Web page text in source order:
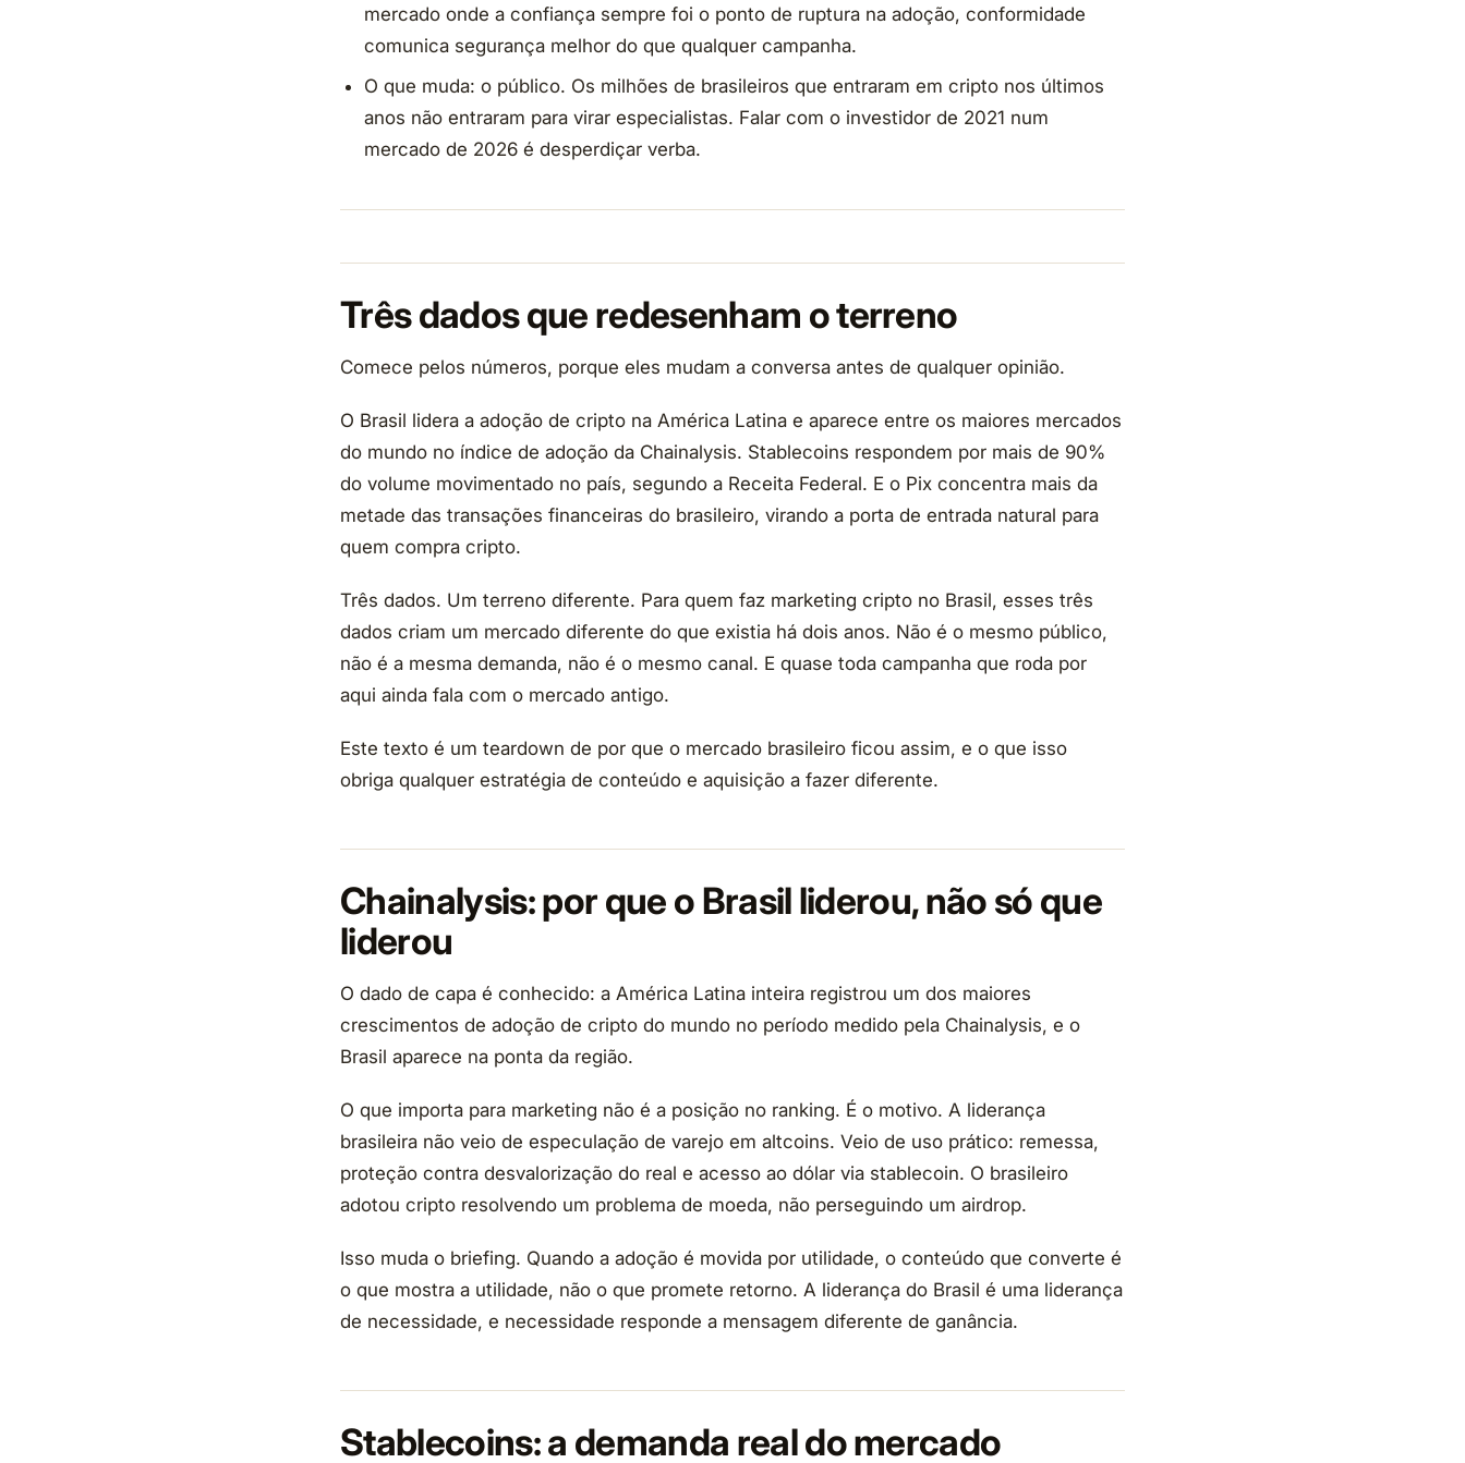
mercado onde a confiança sempre foi o ponto de ruptura na adoção, conformidade
comunica segurança melhor do que qualquer campanha.
O que muda: o público. Os milhões de brasileiros que entraram em cripto nos últimos
anos não entraram para virar especialistas. Falar com o investidor de 2021 num
mercado de 2026 é desperdiçar verba.
Três dados que redesenham o terreno
Comece pelos números, porque eles mudam a conversa antes de qualquer opinião.
O Brasil lidera a adoção de cripto na América Latina e aparece entre os maiores mercados
do mundo no índice de adoção da Chainalysis. Stablecoins respondem por mais de 90%
do volume movimentado no país, segundo a Receita Federal. E o Pix concentra mais da
metade das transações financeiras do brasileiro, virando a porta de entrada natural para
quem compra cripto.
Três dados. Um terreno diferente. Para quem faz marketing cripto no Brasil, esses três
dados criam um mercado diferente do que existia há dois anos. Não é o mesmo público,
não é a mesma demanda, não é o mesmo canal. E quase toda campanha que roda por
aqui ainda fala com o mercado antigo.
Este texto é um teardown de por que o mercado brasileiro ficou assim, e o que isso
obriga qualquer estratégia de conteúdo e aquisição a fazer diferente.
Chainalysis: por que o Brasil liderou, não só que
liderou
O dado de capa é conhecido: a América Latina inteira registrou um dos maiores
crescimentos de adoção de cripto do mundo no período medido pela Chainalysis, e o
Brasil aparece na ponta da região.
O que importa para marketing não é a posição no ranking. É o motivo. A liderança
brasileira não veio de especulação de varejo em altcoins. Veio de uso prático: remessa,
proteção contra desvalorização do real e acesso ao dólar via stablecoin. O brasileiro
adotou cripto resolvendo um problema de moeda, não perseguindo um airdrop.
Isso muda o briefing. Quando a adoção é movida por utilidade, o conteúdo que converte é
o que mostra a utilidade, não o que promete retorno. A liderança do Brasil é uma liderança
de necessidade, e necessidade responde a mensagem diferente de ganância.
Stablecoins: a demanda real do mercado